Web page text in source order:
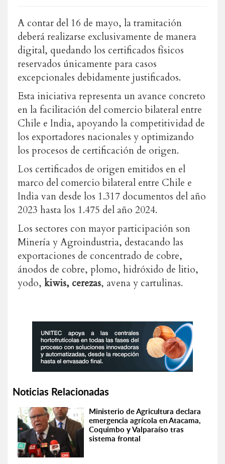
A contar del 16 de mayo, la tramitación
deberá realizarse exclusivamente de manera
digital, quedando los certificados físicos
reservados únicamente para casos
excepcionales debidamente justificados.
Esta iniciativa representa un avance concreto
en la facilitación del comercio bilateral entre
Chile e India, apoyando la competitividad de
los exportadores nacionales y optimizando
los procesos de certificación de origen.
Los certificados de origen emitidos en el
marco del comercio bilateral entre Chile e
India van desde los 1.317 documentos del año
2023 hasta los 1.475 del año 2024.
Los sectores con mayor participación son
Minería y Agroindustria, destacando las
exportaciones de concentrado de cobre,
ánodos de cobre, plomo, hidróxido de litio,
yodo, kiwis, cerezas, avena y cartulinas.
Noticias Relacionadas
Ministerio de Agricultura declara
emergencia agrícola en Atacama,
Coquimbo y Valparaíso tras
sistema frontal